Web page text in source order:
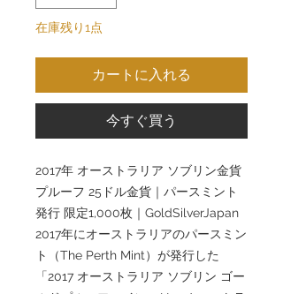
在庫残り1点
カートに入れる
今すぐ買う
2017年 オーストラリア ソブリン金貨
プルーフ 25ドル金貨｜パースミント
発行 限定1,000枚｜GoldSilverJapan
2017年にオーストラリアのパースミン
ト（The Perth Mint）が発行した
「2017 オーストラリア ソブリン ゴー